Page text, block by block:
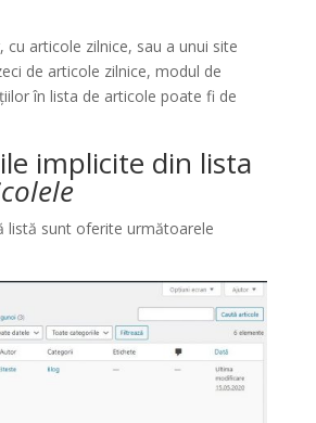
cu articole zilnice, sau a unui site
de articole zilnice, modul de
în lista de articole poate fi de
implicite din lista
listă sunt oferite următoarele